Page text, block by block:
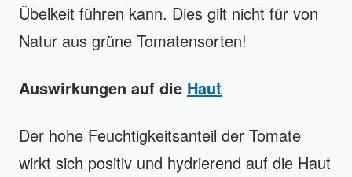
Übelkeit führen kann. Dies gilt nicht für von
Natur aus grüne Tomatensorten!
Auswirkungen auf die Haut
Der hohe Feuchtigkeitsanteil der Tomate
wirkt sich positiv und hydrierend auf die Haut